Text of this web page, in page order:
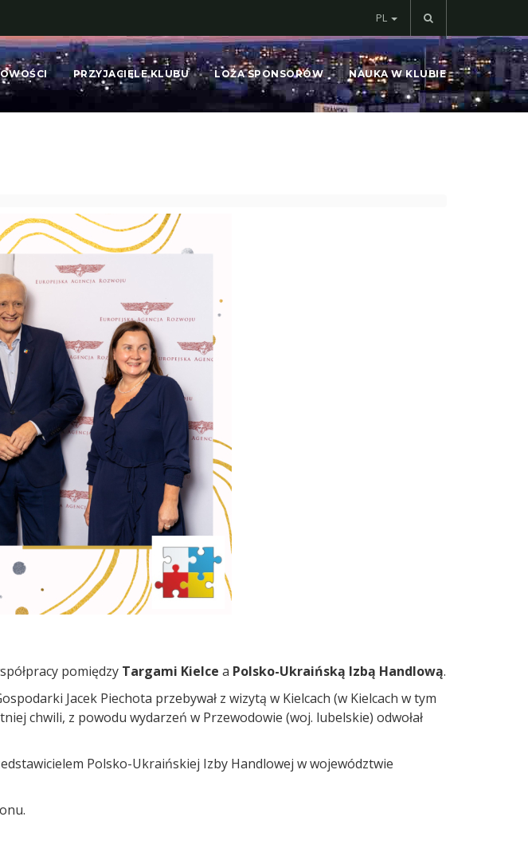
PL
PRZYJACIELE KLUBU LOŻA SPONSORÓW NAUKA W KLUBIE
pomiędzy Targami Kielce a Polsko-Ukraińską Izbą Handlową.
Jacek Piechota przebywał z wizytą w Kielcach (w Kielcach w tym
chwili, z powodu wydarzeń w Przewodowie (woj. lubelskie) odwołał
Polsko-Ukraińskiej Izby Handlowej w województwie